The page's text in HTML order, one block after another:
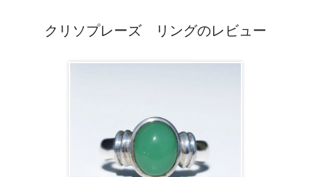
クリソプレーズ リングのレビュー